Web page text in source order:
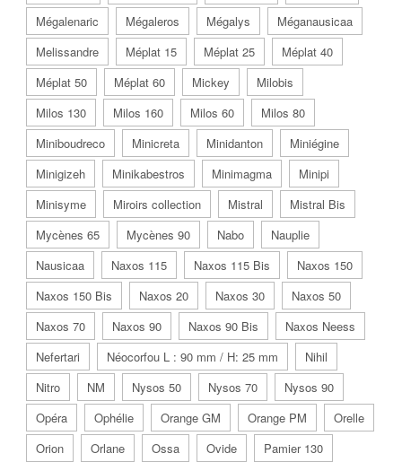
Mégalenaric
Mégaleros Mégalys
Méganausicaa
Melissandre
Méplat 15 Méplat 25
Méplat 40
Méplat 50
Méplat 60 Mickey
Milobis
Milos 130
Milos 160 Milos 60
Milos 80
Miniboudreco
Minicreta Minidanton
Miniégine
Minigizeh
Minikabestros Minimagma
Minipi
Minisyme
Miroirs collection Mistral
Mistral Bis
Mycènes 65
Mycènes 90 Nabo
Nauplie
Nausicaa
Naxos 115 Naxos 115 Bis
Naxos 150
Naxos 150 Bis
Naxos 20 Naxos 30
Naxos 50
Naxos 70
Naxos 90 Naxos 90 Bis
Naxos Neess
Nefertari
Néocorfou L : 90 mm / H: 25 mm
Nihil
Nitro
NM Nysos 50 Nysos 70
Nysos 90
Opéra
Ophélie Orange GM Orange PM
Orelle
Orion
Orlane Ossa Ovide
Pamier 130